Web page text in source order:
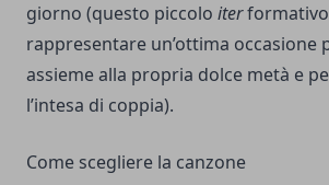
giorno (questo piccolo iter
rappresentare un’ottima occasione
assieme alla propria dolce metà e
l’intesa di coppia).
Come scegliere la canzone